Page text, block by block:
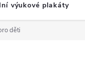
výukové plakáty
děti